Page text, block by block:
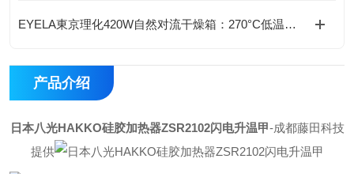
EYELA東京理化420W自然对流干燥箱：270°C低温防爆型，标配实验室安全之选“
产品介绍
日本八光HAKKO硅胶加热器ZSR2102闪电升温甲-成都藤田科技
提供